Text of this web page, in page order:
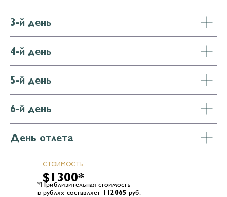
3-й день
4-й день
5-й день
6-й день
День отлета
*Приблизительная стоимость
в рублях составляет 112065 руб.
СТОИМОСТЬ
$1300*